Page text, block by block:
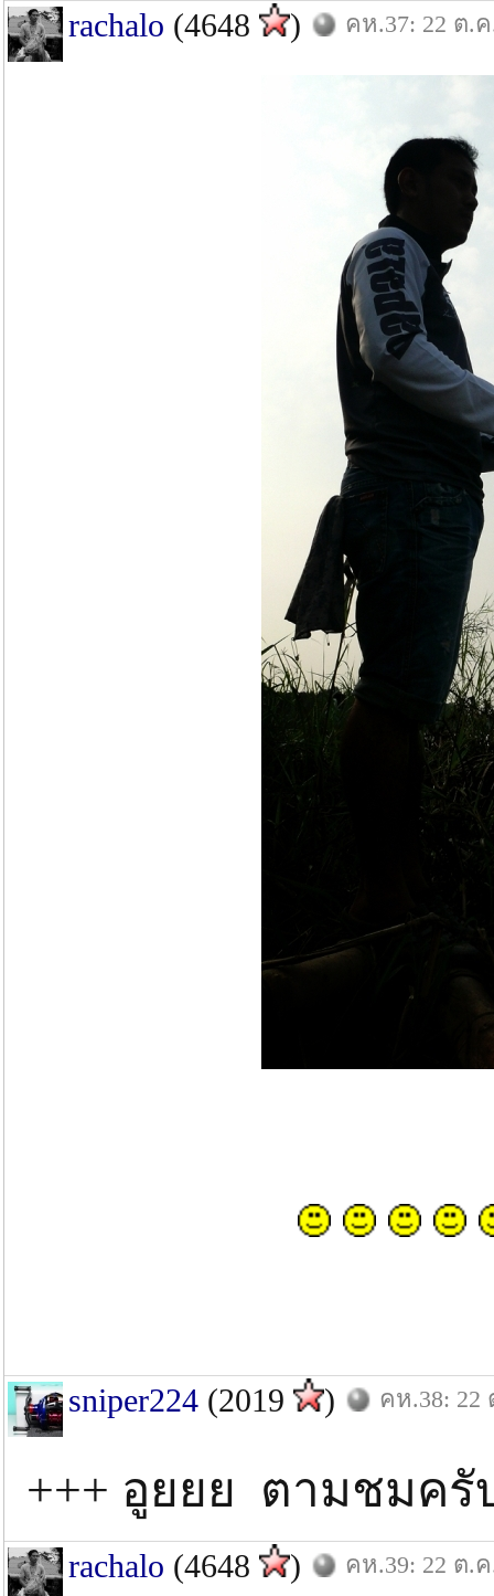
rachalo (4648 ) คห.37: 22 ต.
sniper224 (2019 ) คห.38: 22
+++ อูยยย ตามชมค
rachalo (4648 ) คห.39: 22 ต.